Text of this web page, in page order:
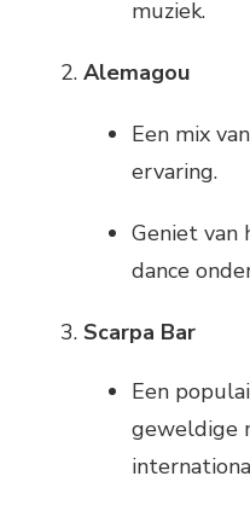
muziek.
Alemagou
Een mix
ervaring.
Geniet van
dance
Scarpa Bar
Een
geweldige